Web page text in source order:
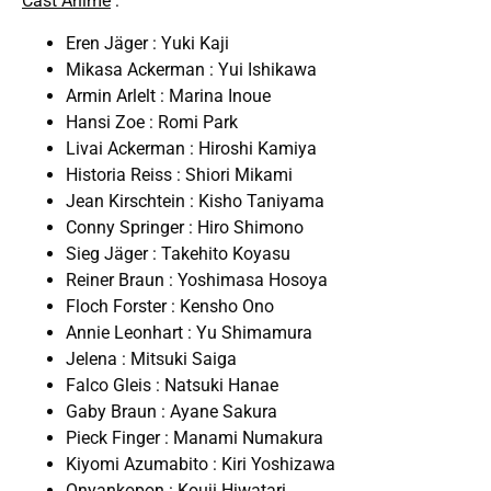
Eren Jäger : Yuki Kaji
Mikasa Ackerman : Yui Ishikawa
Armin Arlelt : Marina Inoue
Hansi Zoe : Romi Park
Livai Ackerman : Hiroshi Kamiya
Historia Reiss : Shiori Mikami
Jean Kirschtein : Kisho Taniyama
Conny Springer : Hiro Shimono
Sieg Jäger : Takehito Koyasu
Reiner Braun : Yoshimasa Hosoya
Floch Forster : Kensho Ono
Annie Leonhart : Yu Shimamura
Jelena : Mitsuki Saiga
Falco Gleis : Natsuki Hanae
Gaby Braun : Ayane Sakura
Pieck Finger : Manami Numakura
Kiyomi Azumabito : Kiri Yoshizawa